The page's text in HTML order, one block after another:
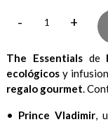
- +
The Essentialsde
ecológicos y
regalo gourmet.
• Prince Vladimir,